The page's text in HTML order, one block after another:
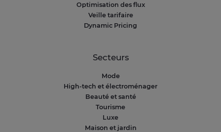
Optimisation des flux
Veille tarifaire
Dynamic Pricing
Secteurs
Mode
High-tech et électroménager
Beauté et santé
Tourisme
Luxe
Maison et jardin